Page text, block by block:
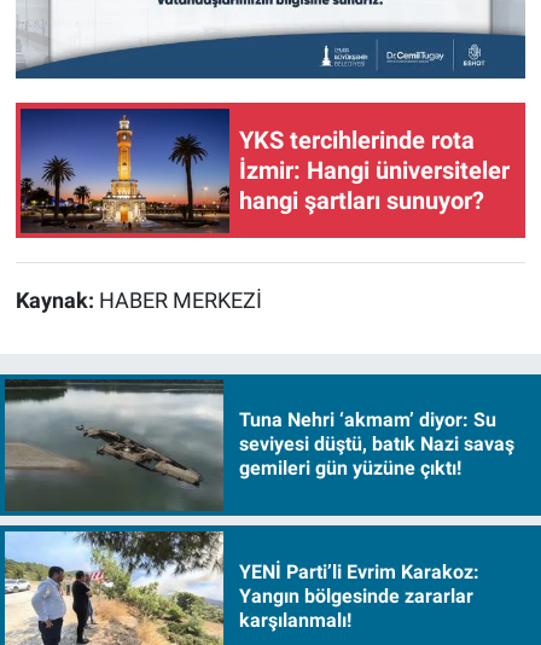
YKS tercihlerinde rota
İzmir: Hangi üniversiteler
hangi şartları sunuyor?
Kaynak: HABER MERKEZİ
Tuna Nehri ‘akmam’ diyor: Su
seviyesi düştü, batık Nazi savaş
gemileri gün yüzüne çıktı!
YENİ Parti’li Evrim Karakoz:
Yangın bölgesinde zararlar
karşılanmalı!